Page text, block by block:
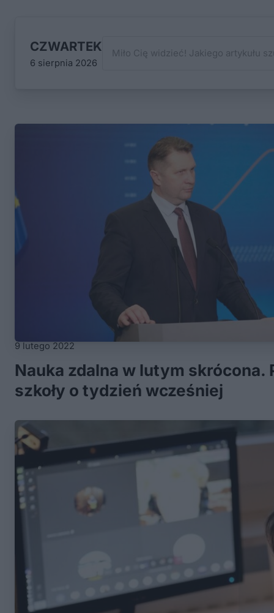
CZWARTEK
6 sierpnia 2026
9 lutego 2022
Nauka zdalna w lutym skrócona.
szkoły o tydzień wcześniej